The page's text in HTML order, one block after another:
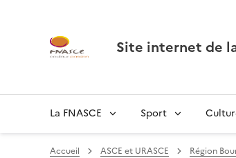
Site internet de la
La FNASCE Sport
Accueil ASCE et URASCE Région